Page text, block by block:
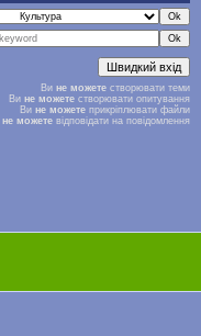
Ви не можете створювати теми
Ви не можете створювати опитування
Ви не можете прикріплювати файли
не можете відповідати на повідомлення